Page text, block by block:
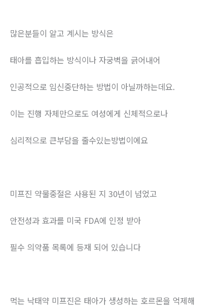
많은분들이 알고 계시는 방식은
태아를 흡입하는 방식이나 자궁벽을 긁어내어
인공적으로 임신중단하는 방법이 아닐까하는데요.
이는 진행 자체만으로도 여성에게 신체적으로나
심리적으로 큰부담을 줄수있는방법이에요
미프진 약물중절은 사용된 지 30년이 넘었고
안전성과 효과를 미국 FDA에 인정 받아
필수 의약품 목록에 등재 되어 있습니다
먹는 낙태약 미프진은 태아가 생성하는 호르몬을 억제해